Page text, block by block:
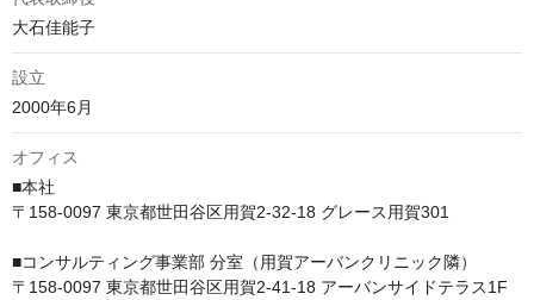
大石佳能子
設立
2000年6月
オフィス
■本社
〒158-0097 東京都世田谷区用賀2-32-18 グレース用賀301
■コンサルティング事業部 分室（用賀アーバンクリニック隣）
〒158-0097 東京都世田谷区用賀2-41-18 アーバンサイドテラス1F